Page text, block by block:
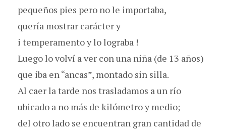
pequeños pies pero no le importaba,
quería mostrar carácter y
i temperamento y lo lograba !
Luego lo volví a ver con una niña (de 13 años)
que iba en “ancas”, montado sin silla.
Al caer la tarde nos trasladamos a un río
ubicado a no más de kilómetro y medio;
del otro lado se encuentran gran cantidad de